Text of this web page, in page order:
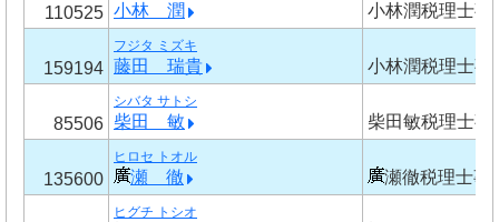
110525 小林 潤 小林潤税理士事
159194
フジタ ミズキ
藤田 瑞貴 小林潤税理士事
85506
シバタ サトシ
柴田 敏 柴田敏税理士事
135600
ヒロセ トオル
瀬 徹 瀬徹税理士事
ヒグチ トシオ